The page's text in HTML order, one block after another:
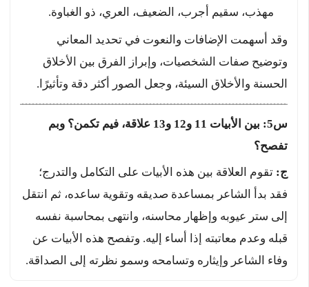
مهذب، سقيم أجرب، الضعيف، العري، ذو الغباوة.
وقد أسهمت الإضافات والنعوت في تحديد المعاني
وتوضيح صفات الشخصيات، وإبراز الفرق بين الأخلاق
الحسنة والأخلاق السيئة، وجعل الصور أكثر دقة وتأثيرًا.
س5: بين الأبيات 11 و12 و13 علاقة، فيم تكمن؟ وبم
تفصح؟
ج: تقوم العلاقة بين هذه الأبيات على التكامل والتدرج؛
فقد بدأ الشاعر بمساعدة صديقه وتقوية ساعده، ثم انتقل
إلى ستر عيوبه وإظهار محاسنه، وانتهى بمحاسبة نفسه
قبله وعدم معاتبته إذا أساء إليه. وتفصح هذه الأبيات عن
وفاء الشاعر وإيثاره وتسامحه وسمو نظرته إلى الصداقة.